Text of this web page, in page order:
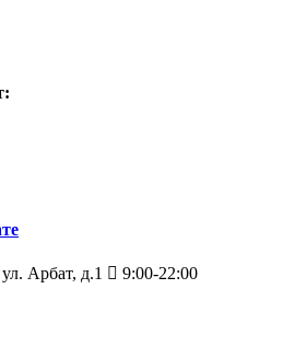
Арбат, д.1 9:00-22:00